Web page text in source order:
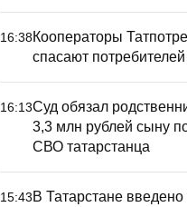
16:38Кооператоры
спасают потребителей
16:13Суд обязал
3,3 млн рублей сыну
СВО татарстанца
15:43В Татарстане